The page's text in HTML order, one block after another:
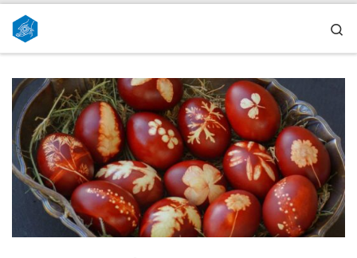
Skip to content